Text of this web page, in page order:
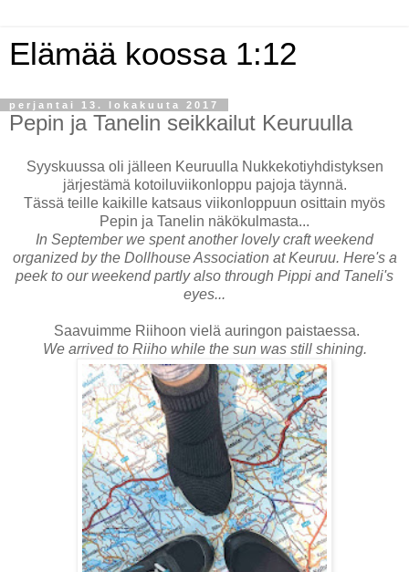
Elämää koossa 1:12
perjantai 13. lokakuuta 2017
Pepin ja Tanelin seikkailut Keuruulla
Syyskuussa oli jälleen Keuruulla Nukkekotiyhdistyksen
järjestämä kotoiluviikonloppu pajoja täynnä.
Tässä teille kaikille katsaus viikonloppuun osittain myös
Pepin ja Tanelin näkökulmasta...
In September we spent another lovely craft weekend
organized by the Dollhouse Association at Keuruu. Here's a
peek to our weekend partly also through Pippi and Taneli's
eyes...
Saavuimme Riihoon vielä auringon paistaessa.
We arrived to Riiho while the sun was still shining.